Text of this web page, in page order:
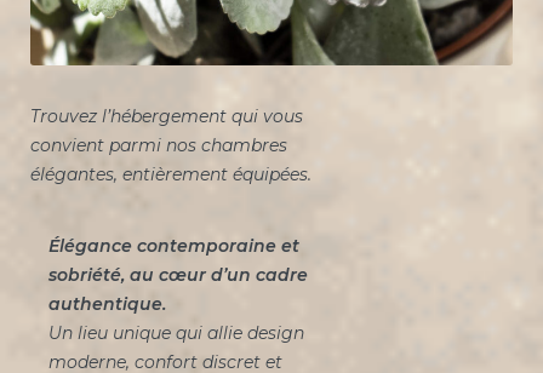
m
e
t
s
Trouvez l’hébergement qui vous
convient parmi nos chambres
élégantes, entièrement équipées.
Élégance contemporaine et
sobriété, au cœur d’un cadre
authentique.
Un lieu unique qui allie design
moderne, confort discret et